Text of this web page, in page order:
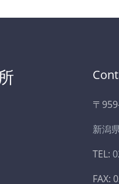
〒
新潟
TEL:
FAX: